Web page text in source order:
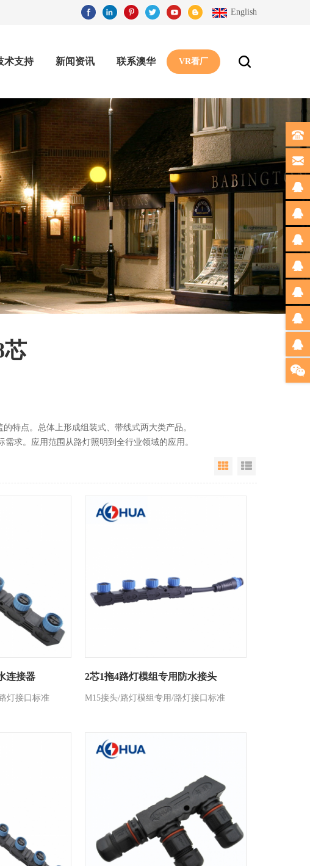
English
VR看厂
术支持 新闻资讯 联系澳华
点。总体上形成组装式、带线式两大类产品。
。应用范围从路灯照明到全行业领域的应用。
Grid View
连接器
灯接口标准
2芯1拖4路灯模组专用防水接头
M15接头/路灯模组专用/路灯接口标准